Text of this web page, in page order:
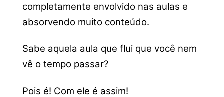
completamente envolvido nas aulas e
absorvendo muito conteúdo.
Sabe aquela aula que flui que você nem
vê o tempo passar?
Pois é! Com ele é assim!